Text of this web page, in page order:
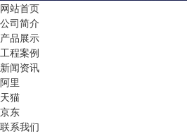
网站首页
公司简介
产品展示
工程案例
新闻资讯
阿里
天猫
京东
联系我们